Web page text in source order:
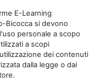
E-Learning
Bicocca si devono
personale a scopo
a scopi
dei contenuti
dalla legge o dai